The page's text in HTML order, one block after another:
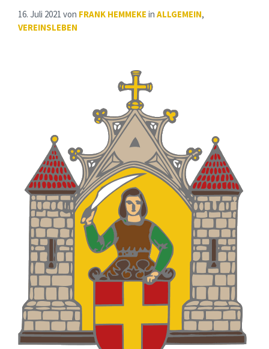
16. Juli 2021 von FRANK HEMMEKE in ALLGEMEIN,
VEREINSLEBEN